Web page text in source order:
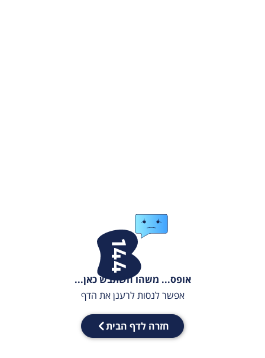
אופס... משהו השתבש כאן...
אפשר לנסות לרענן את הדף
חזרה לדף הבית